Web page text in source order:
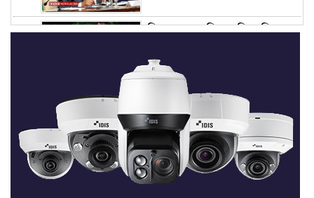
কিশোরগঞ্জে নিজস্ব ফিসারির
সদস্যের মৃত্যু
সভাপতি ফাহিম, সম্পাদক
ফয়সাল: তাড়াইলে ছাত্র অধিকার
পরিষদের আংশিক কমিটি
অনুমোদন
৭
তাড়াইলে যুবদলের কেন্দ্রীয় সহ-
সাধারণ সম্পাদক সবুজকে
সংবর্ধনা